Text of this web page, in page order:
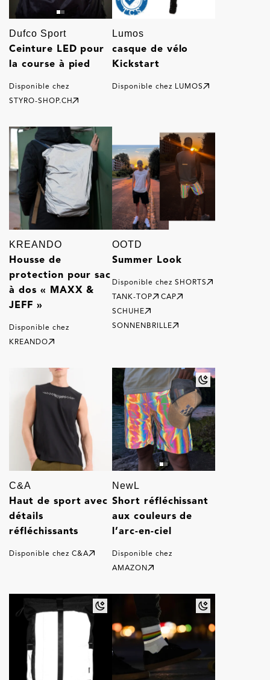
Dufco Sport
Ceinture LED pour
la course à pied
Disponible chez
STYRO-SHOP.CH
Lumos
casque de vélo
Kickstart
Disponible chez LUMOS
KREANDO
Housse de
protection pour sac
à dos « MAXX &
JEFF »
Disponible chez
KREANDO
OOTD
Summer Look
Disponible chez SHORTS
TANK-TOP
CAP
SCHUHE
SONNENBRILLE
C&A
Haut de sport avec
détails
réfléchissants
Disponible chez C&A
NewL
Short réfléchissant
aux couleurs de
l’arc-en-ciel
Disponible chez
AMAZON